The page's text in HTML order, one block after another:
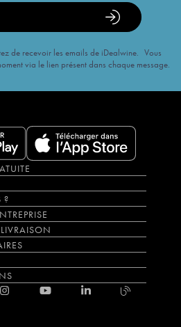
de recevoir les emails de iDealwine. Vous
via le lien présent dans chaque message.
?